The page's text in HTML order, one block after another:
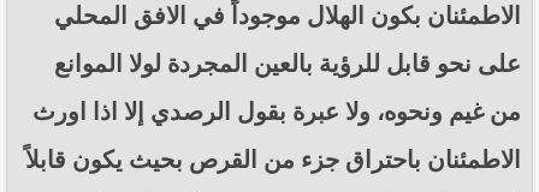
الاطمئنان بكون الهلال موجوداً في الافق المحلي
على نحو قابل للرؤية بالعين المجردة لولا الموانع
من غيم ونحوه، ولا عبرة بقول الرصدي إلا اذا اورث
الاطمئنان باحتراق جزء من القرص بحيث يكون قابلاً